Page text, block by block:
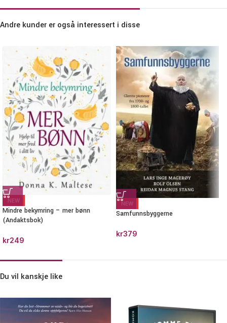
Andre kunder er også interessert i disse
NEW
Mindre bekymring – mer bønn
(Andaktsbok)
kr249
NEW
Samfunnsbyggerne
kr379
Du vil kanskje like